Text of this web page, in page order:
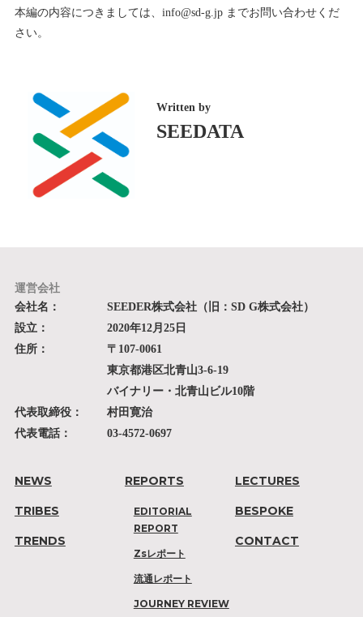
Written by
SEEDATA
本編の内容につきましては、info@sd-g.jp までお問い合わせくだ
さい。
運営会社
会社名：
SEEDER株式会社（旧：SD G株式会社）
設立：
2020年12月25日
住所：
〒107-0061
東京都港区北青山3-6-19
バイナリー・北青山ビル10階
代表取締役：
村田寛治
代表電話：
03-4572-0697
NEWS
TRIBES
TRENDS
REPORTS
EDITORIAL
REPORT
Zsレポート
流通レポート
JOURNEY REVIEW
LECTURES
BESPOKE
CONTACT